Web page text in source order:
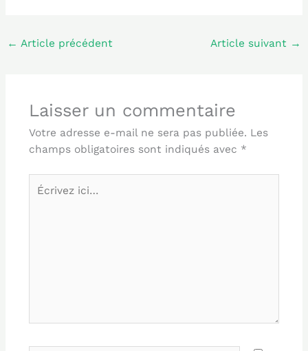
← Article précédent Article suivant →
Laisser un commentaire
Votre adresse e-mail ne sera pas publiée. Les
champs obligatoires sont indiqués avec *
ici…